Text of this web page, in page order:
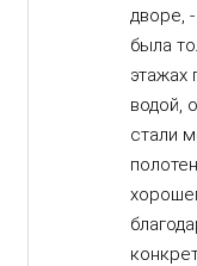
дворе,
была
этажах
водой,
стали